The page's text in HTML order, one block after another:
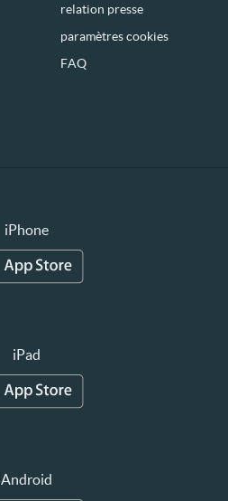
relation presse
paramètres cookies
FAQ
iPhone
iPad
Android